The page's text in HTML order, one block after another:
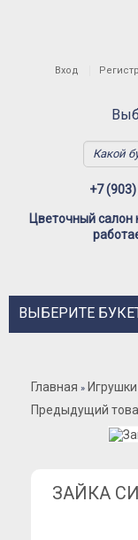
Вход
+7
Цветочный салон
ВЫБЕРИТЕ
Розы Премиум
Розы Эквадор
Розы
Главная » Игрушки
Предыдущий
ЗАЙКА